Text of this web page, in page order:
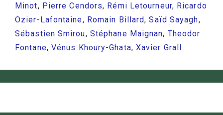
Minot, Pierre Cendors, Rémi Letourneur, Ricardo
Ozier-Lafontaine, Romain Billard,Saïd Sayagh,
Sébastien Smirou, Stéphane Maignan, Theodor
Fontane, Vénus Khoury-Ghata, Xavier Grall